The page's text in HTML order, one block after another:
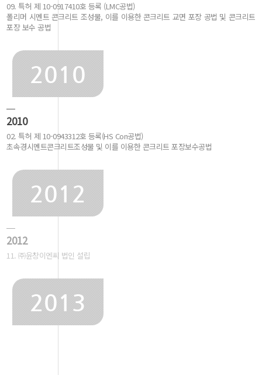
09. 특허 제 10-0917410호 등록 (LMC공법)
폴리머 시멘트 콘크리트 조성물, 이를 이용한 콘크리트 교면 포장 공법 및 콘크리트
포장 보수 공법
2010
2010
02. 특허 제 10-0943312호 등록(HS Con공법)
초속경시멘트콘크리트조성물 및 이를 이용한 콘크리트 포장보수공법
2012
2012
11. ㈜윤창이엔씨 법인 설립
2013